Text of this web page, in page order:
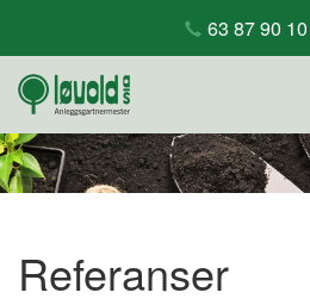
content
63 87 90 10
Referanser